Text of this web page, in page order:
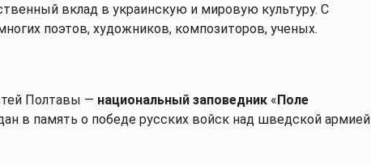
вклад в украинскую и мировую культуру. С
поэтов, художников, композиторов, ученых.
Полтавы — национальный заповедник «Поле
в память о победе русских войск над шведской армией